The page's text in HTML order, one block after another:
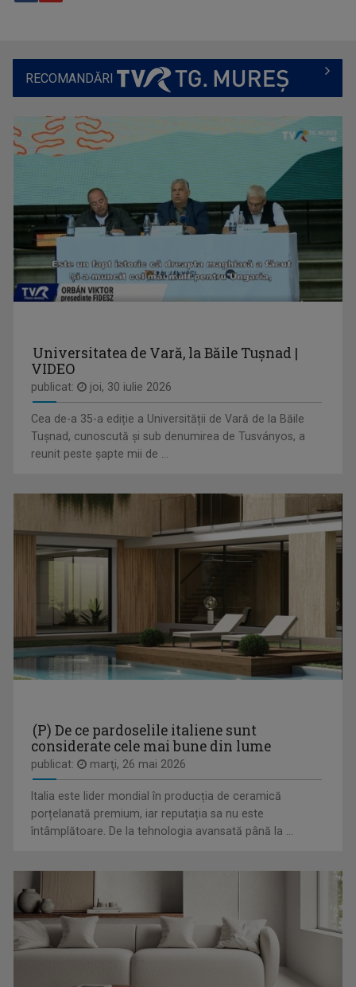
NUTRIINFO
Emisiunea este o resursă valoroasă pentru toți ...
FORUM ECONOMIC
Talk-show interactiv, filmat în studio, cu ...
BUFETUL DE LA TEATRU / MŰVÉSZBEJÁRÓ
KÖNYVBEN AZ EMBER / O CARTE PE SĂPTĂMÂNĂ
Emisiune dedicată iubitorilor de carte. ...
IOAN CRISTIAN - ȚĂRAN
PETRONELA MORARU
Jurnalist la TVR Târgu Mureș chiar din anul ...
AGYAGÁSI LEVENTE
"Cred în mass-media publică, în misiunea ei de ...
RECOMANDĂRI
Universitatea de Vară, la Băile Tușnad |
VIDEO
publicat: joi, 30 iulie 2026
Cea de-a 35-a ediție a Universității de Vară de la Băile
Tușnad, cunoscută și sub denumirea de Tusványos, a
reunit peste șapte mii de ...
(P) De ce pardoselile italiene sunt
considerate cele mai bune din lume
publicat: marţi, 26 mai 2026
Italia este lider mondial în producția de ceramică
porțelanată premium, iar reputația sa nu este
întâmplătoare. De la tehnologia avansată până la ...